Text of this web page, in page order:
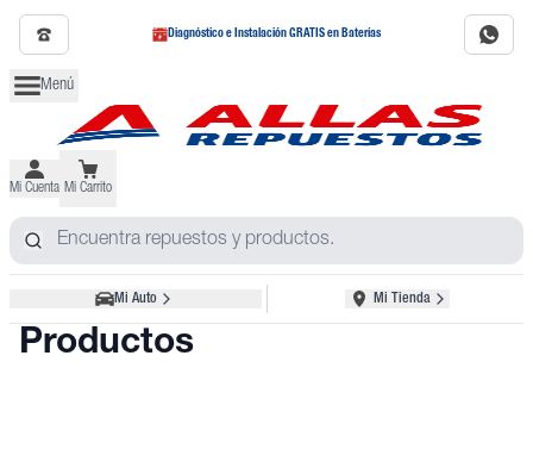
Diagnóstico e Instalación GRATIS en Baterías
Menú
Mi Cuenta Mi Carrito
Mi Auto Mi Tienda
Productos